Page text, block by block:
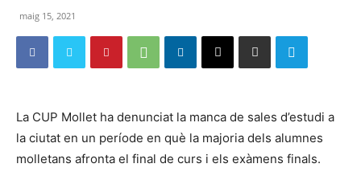
maig 15, 2021
La CUP Mollet ha denunciat la manca de sales d’estudi a
la ciutat en un període en què la majoria dels alumnes
molletans afronta el final de curs i els exàmens finals.